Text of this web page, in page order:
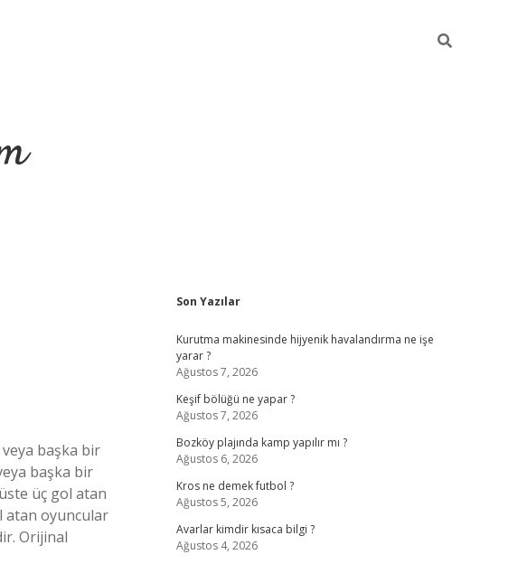
başka bir
başka bir
üç gol atan
atan oyuncular
Orijinal
Sidebar
Son Yazılar
Kurutma makinesinde hijyenik havalandırma ne işe
yarar ?
Ağustos 7, 2026
Keşif bölüğü ne yapar ?
Ağustos 7, 2026
Bozköy plajında kamp yapılır mı ?
Ağustos 6, 2026
Kros ne demek futbol ?
Ağustos 5, 2026
Avarlar kimdir kısaca bilgi ?
Ağustos 4, 2026